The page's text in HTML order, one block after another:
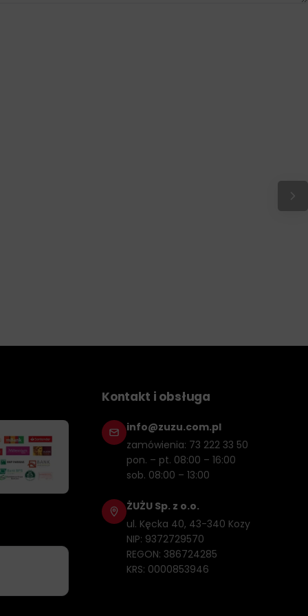
Kontakt i obsługa
info@zuzu.com.pl
zamówienia: 73 222 33 50
pon. – pt. 08:00 – 16:00
sob. 08:00 – 13:00
ŻUŻU Sp. z o.o.
ul. Kęcka 40, 43-340 Kozy
NIP: 9372729570
REGON: 386724285
KRS: 0000853946